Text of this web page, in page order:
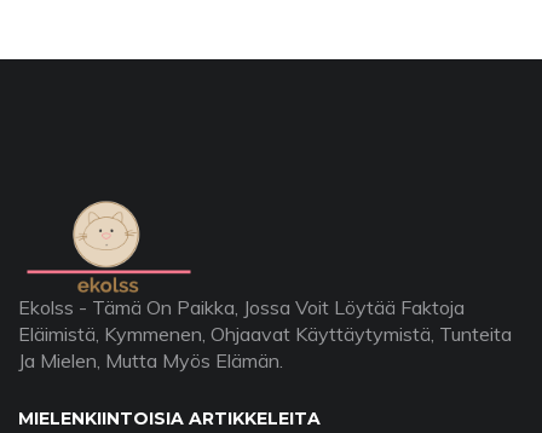
Ekolss - Tämä On Paikka, Jossa Voit Löytää Faktoja
Eläimistä, Kymmenen, Ohjaavat Käyttäytymistä, Tunteita
Ja Mielen, Mutta Myös Elämän.
MIELENKIINTOISIA ARTIKKELEITA